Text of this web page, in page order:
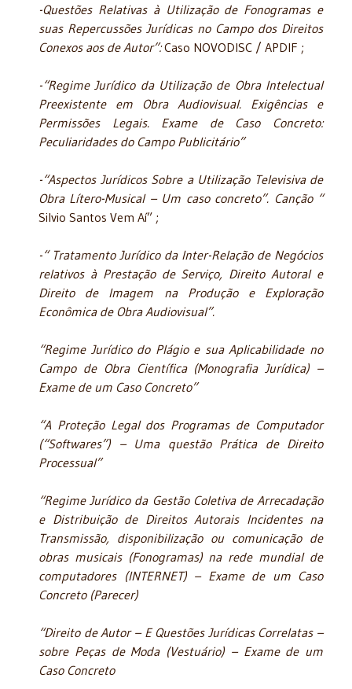
-Questões Relativas à Utilização de Fonogramas e
suas Repercussões Jurídicas no Campo dos Direitos
Conexos aos de Autor”:Caso NOVODISC / APDIF ;
-“Regime Jurídico da Utilização de Obra Intelectual
Preexistente em Obra Audiovisual. Exigências e
Permissões Legais. Exame de Caso Concreto:
Peculiaridades do Campo Publicitário”
-“Aspectos Jurídicos Sobre a Utilização Televisiva de
Obra Lítero-Musical – Um caso concreto”. Canção “
Silvio Santos Vem Aí” ;
-“ Tratamento Jurídico da Inter-Relação de Negócios
relativos à Prestação de Serviço, Direito Autoral e
Direito de Imagem na Produção e Exploração
Econômica de Obra Audiovisual”.
“Regime Jurídico do Plágio e sua Aplicabilidade no
Campo de Obra Científica (Monografia Jurídica) –
Exame de um Caso Concreto”
“A Proteção Legal dos Programas de Computador
(“Softwares”) – Uma questão Prática de Direito
Processual”
“Regime Jurídico da Gestão Coletiva de Arrecadação
e Distribuição de Direitos Autorais Incidentes na
Transmissão, disponibilização ou comunicação de
obras musicais (Fonogramas) na rede mundial de
computadores (INTERNET) – Exame de um Caso
Concreto (Parecer)
“Direito de Autor – E Questões Jurídicas Correlatas –
sobre Peças de Moda (Vestuário) – Exame de um
Caso Concreto